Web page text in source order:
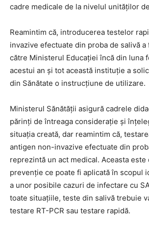
cadre medicale de la nivelul unităților
Reamintim că, introducerea testelor
invazive efectuate din proba de salivă
către Ministerul Educației încă din luna
acestui an și tot această instituție a
din Sănătate o instrucțiune de utilizare.
Ministerul Sănătății asigură cadrele
părinți de întreaga considerație și
situația creată, dar reamintim că,
antigen non-invazive efectuate din
reprezintă un act medical. Aceasta este
prevenție ce poate fi aplicată în scopul
a unor posibile cazuri de infectare cu
toate situațiile, teste din salivă trebuie
testare RT-PCR sau testare rapidă.